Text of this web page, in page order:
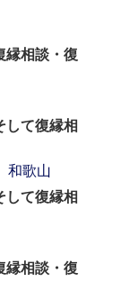
縁相談・復
して復縁相
和歌山
して復縁相
縁相談・復